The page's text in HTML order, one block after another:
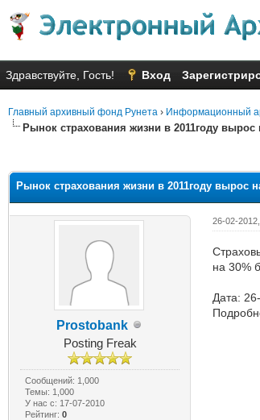
Здравствуйте, Гость! Вход
Главный архивный фонд Рунета › Информационный
Рынок страхования жизни в 2011году вырос
Рынок страхования жизни в 2011году вырос
Prostobank
Posting Freak
Сообщений: 1,000
Темы: 1,000
У нас с: 17-07-2010
Рейтинг:0
26-02-
на 30%
Дата: